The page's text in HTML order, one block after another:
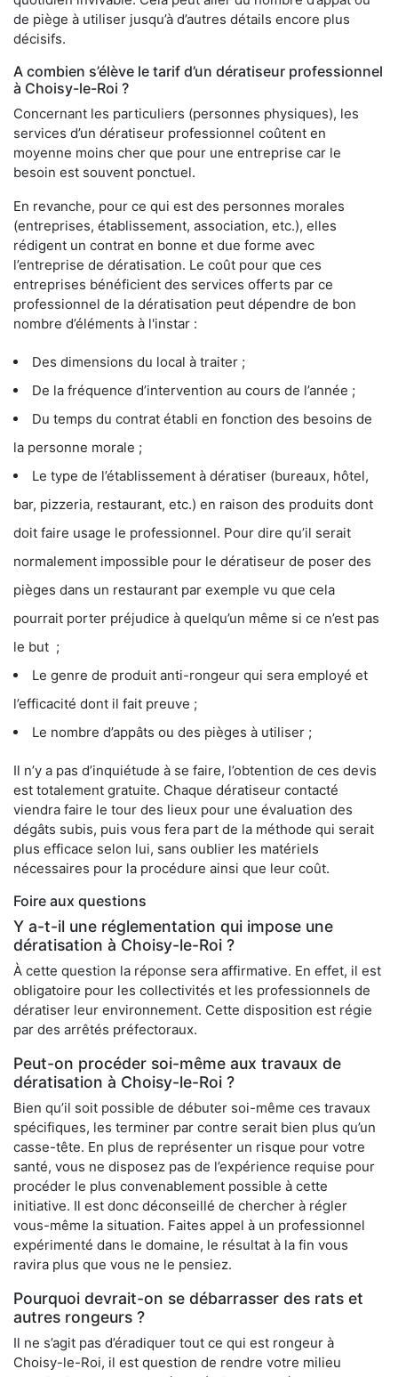
de piège à utiliser jusqu’à d’autres détails encore plus
décisifs.
A combien s’élève le tarif d’un dératiseur professionnel
à Choisy-le-Roi ?
Concernant les particuliers (personnes physiques), les
services d’un dératiseur professionnel coûtent en
moyenne moins cher que pour une entreprise car le
besoin est souvent ponctuel.
En revanche, pour ce qui est des personnes morales
(entreprises, établissement, association, etc.), elles
rédigent un contrat en bonne et due forme avec
l’entreprise de dératisation. Le coût pour que ces
entreprises bénéficient des services offerts par ce
professionnel de la dératisation peut dépendre de bon
nombre d’éléments à l'instar :
Des dimensions du local à traiter ;
De la fréquence d’intervention au cours de l’année ;
Du temps du contrat établi en fonction des besoins de
la personne morale ;
Le type de l’établissement à dératiser (bureaux, hôtel,
bar, pizzeria, restaurant, etc.) en raison des produits dont
doit faire usage le professionnel. Pour dire qu’il serait
normalement impossible pour le dératiseur de poser des
pièges dans un restaurant par exemple vu que cela
pourrait porter préjudice à quelqu’un même si ce n’est pas
le but ;
Le genre de produit anti-rongeur qui sera employé et
l’efficacité dont il fait preuve ;
Le nombre d’appâts ou des pièges à utiliser ;
Il n’y a pas d’inquiétude à se faire, l’obtention de ces devis
est totalement gratuite. Chaque dératiseur contacté
viendra faire le tour des lieux pour une évaluation des
dégâts subis, puis vous fera part de la méthode qui serait
plus efficace selon lui, sans oublier les matériels
nécessaires pour la procédure ainsi que leur coût.
Foire aux questions
Y a-t-il une réglementation qui impose une
dératisation à Choisy-le-Roi ?
À cette question la réponse sera affirmative. En effet, il est
obligatoire pour les collectivités et les professionnels de
dératiser leur environnement. Cette disposition est régie
par des arrêtés préfectoraux.
Peut-on procéder soi-même aux travaux de
dératisation à Choisy-le-Roi ?
Bien qu’il soit possible de débuter soi-même ces travaux
spécifiques, les terminer par contre serait bien plus qu’un
casse-tête. En plus de représenter un risque pour votre
santé, vous ne disposez pas de l’expérience requise pour
procéder le plus convenablement possible à cette
initiative. Il est donc déconseillé de chercher à régler
vous-même la situation. Faites appel à un professionnel
expérimenté dans le domaine, le résultat à la fin vous
ravira plus que vous ne le pensiez.
Pourquoi devrait-on se débarrasser des rats et
autres rongeurs ?
Il ne s’agit pas d’éradiquer tout ce qui est rongeur à
Choisy-le-Roi, il est question de rendre votre milieu